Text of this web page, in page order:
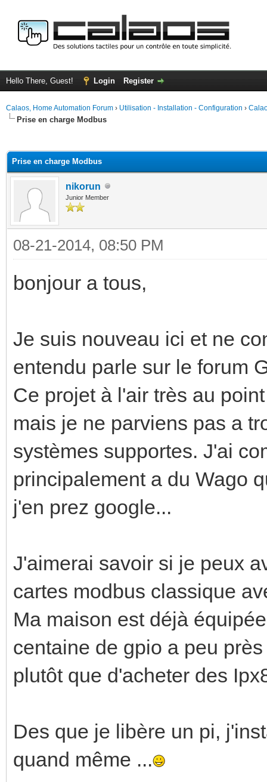
Hello There, Guest! Login Register
Calaos, Home Automation Forum › Utilisation - Installation - Configuration ›
Prise en charge Modbus
Prise en charge Modbus
nikorun
Junior Member
08-21-2014, 08:50 PM
bonjour a tous,
Je suis nouveau ici et ne
entendu parle sur le forum
Ce projet à l'air très au
mais je ne parviens pas a
systèmes supportes. J'ai
principalement a du Wago
j'en prez google...
J'aimerai savoir si je peux
cartes modbus classique
Ma maison est déjà
centaine de gpio a peu
plutôt que d'acheter des
Des que je libère un pi,
quand même ...